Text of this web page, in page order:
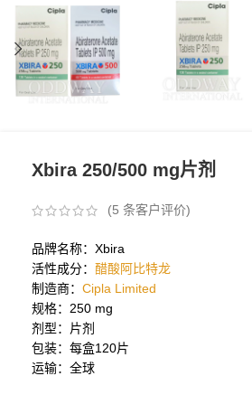
Xbira 250/500 mg片剂
(5 条客户评价)
品牌名称：Xbira
活性成分： 醋酸阿比特龙
制造商： Cipla Limited
规格：250 mg
剂型：片剂
包装：每盒120片
运输：全球